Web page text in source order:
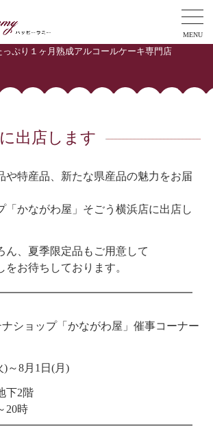
MENU
っぷり１ヶ月熟成アルコールケーキ専門店
出店します
や特産品、新たな県産品の魅力をお届
「かながわ屋」そごう横浜店に出店し
ん、夏季限定品もご用意して
お待ちしております。
ショップ「かながわ屋」催事コーナー
)～8月1日(月)
下2階
20時